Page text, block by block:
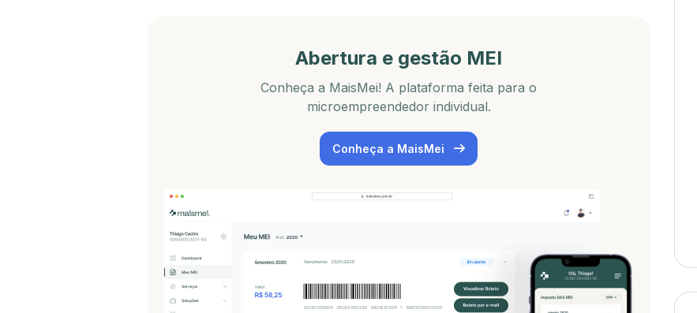
Abertura e gestão MEI
Conheça a MaisMei! A plataforma feita para o
microempreendedor individual.
Conheça a MaisMei